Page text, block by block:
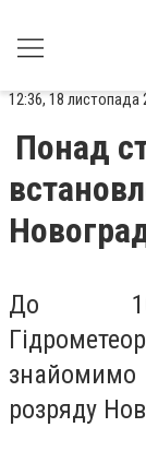
12:36, 18 листопада
Понад
До 100-
розряду